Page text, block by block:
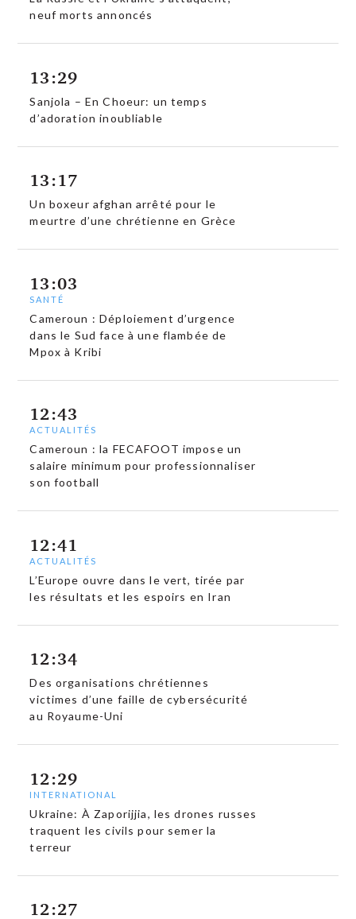
neuf morts annoncés
13:29
Sanjola – En Choeur: un temps
d’adoration inoubliable
13:17
Un boxeur afghan arrêté pour le
meurtre d’une chrétienne en Grèce
13:03
SANTÉ
Cameroun : Déploiement d’urgence
dans le Sud face à une flambée de
Mpox à Kribi
12:43
ACTUALITÉS
Cameroun : la FECAFOOT impose un
salaire minimum pour professionnaliser
son football
12:41
ACTUALITÉS
L’Europe ouvre dans le vert, tirée par
les résultats et les espoirs en Iran
12:34
Des organisations chrétiennes
victimes d’une faille de cybersécurité
au Royaume-Uni
12:29
INTERNATIONAL
Ukraine: À Zaporijjia, les drones russes
traquent les civils pour semer la
terreur
12:27